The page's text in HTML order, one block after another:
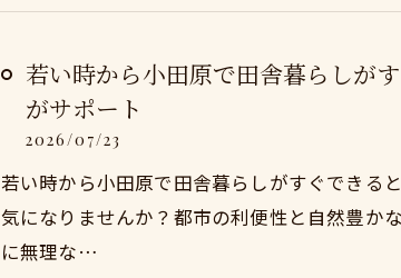
若い時から小田原で田舎暮らしが
がサポート
2026/07/23
若い時から小田原で田舎暮らしがすぐできる
気になりませんか？都市の利便性と自然豊か
に無理な…